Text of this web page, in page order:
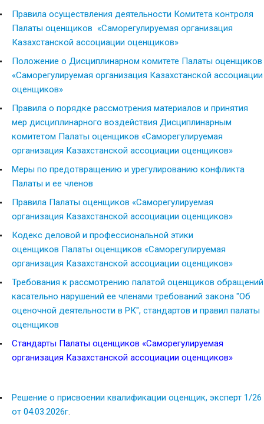
Правила осуществления деятельности Комитета контроля
Палаты оценщиков «Саморегулируемая организация
Казахстанской ассоциации оценщиков»
Положение о Дисциплинарном комитете Палаты оценщиков
«Саморегулируемая организация Казахстанской ассоциации
оценщиков»
Правила о порядке рассмотрения материалов и принятия
мер дисциплинарного воздействия Дисциплинарным
комитетом Палаты оценщиков «Саморегулируемая
организация Казахстанской ассоциации оценщиков»
Меры по предотвращению и урегулированию конфликта
Палаты и ее членов
Правила Палаты оценщиков «Саморегулируемая
организация Казахстанской ассоциации оценщиков»
Кодекс деловой и профессиональной этики
оценщиков Палаты оценщиков «Саморегулируемая
организация Казахстанской ассоциации оценщиков»
Требования к рассмотрению палатой оценщиков обращений
касательно нарушений ее членами требований закона "Об
оценочной деятельности в РК", стандартов и правил палаты
оценщиков
Стандарты Палаты оценщиков «Саморегулируемая
организация Казахстанской ассоциации оценщиков»
Решение о присвоении квалификации оценщик, эксперт 1/26
от 04.03.2026г.